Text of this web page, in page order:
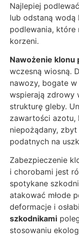
Najlepiej
lub odstaną wodą
podlewania,
korzeni.
Nawożenie klonu
wczesną wiosną.
nawozy, bogate
wspierają zdrowy
strukturę gleby.
zawartości azotu,
niepożądany,
podatnych na
Zabezpieczenie
i chorobami jest
spotykane
atakować młode
deformacje i
szkodnikami
stosowaniu